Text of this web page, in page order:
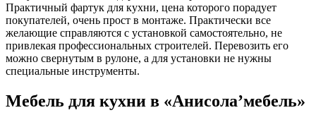
Практичный фартук для кухни, цена которого порадует
покупателей, очень прост в монтаже. Практически все
желающие справляются с установкой самостоятельно, не
привлекая профессиональных строителей. Перевозить его
можно свернутым в рулоне, а для установки не нужны
специальные инструменты.
Мебель для кухни в «Анисола’мебель»